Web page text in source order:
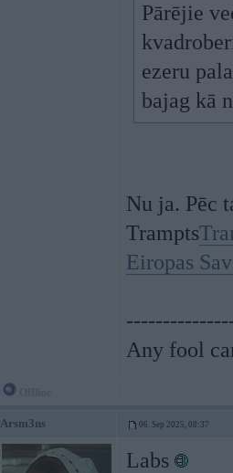
Pārējie
ezeru
bajag kā
Nu ja. Pēc
Trampts
Eiropas
Any fool
Arsm3ns 06. Sep 2025, 08:37
Labs